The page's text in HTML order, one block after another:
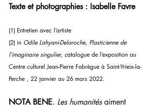
Texte et photographies : Isabelle Favre
(1) Entretien avec l’artiste
(2) in Odile Lahyani-Delaroche, Plasticienne de
l’imaginaire singulier, catalogue de l’exposition au
Centre culturel Jean-Pierre Fabrègue à Saint-Yrieix-la-
Perche , 22 janvier au 26 mars 2022.
NOTA BENE. Les humanités aiment